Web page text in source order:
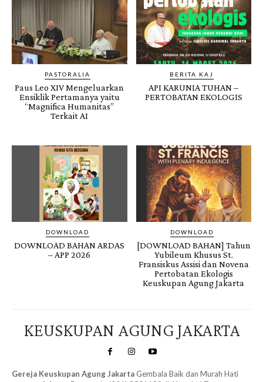
PASTORALIA
Paus Leo XIV Mengeluarkan
Ensiklik Pertamanya yaitu
“Magnifica Humanitas”
Terkait AI
BERITA KAJ
API KARUNIA TUHAN –
PERTOBATAN EKOLOGIS
DOWNLOAD
DOWNLOAD BAHAN ARDAS
– APP 2026
DOWNLOAD
[DOWNLOAD BAHAN] Tahun
Yubileum Khusus St.
Fransiskus Assisi dan Novena
Pertobatan Ekologis
Keuskupan Agung Jakarta
KEUSKUPAN AGUNG JAKARTA
Gereja Keuskupan Agung Jakarta Gembala Baik dan Murah Hati